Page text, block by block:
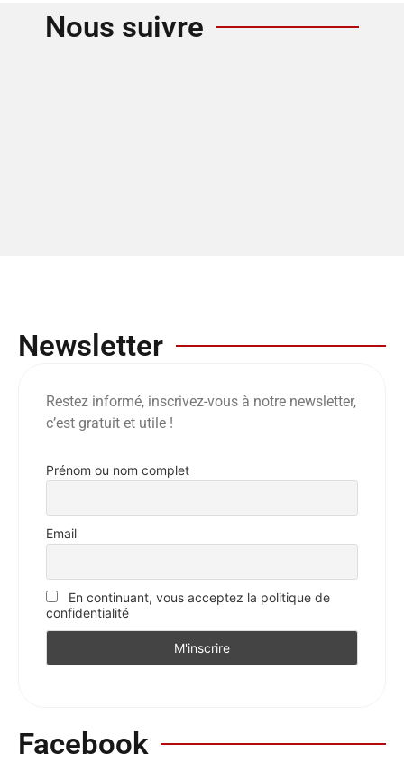
Nous suivre
Newsletter
Restez informé, inscrivez-vous à notre newsletter,
c’est gratuit et utile !
Prénom ou nom complet
Email
En continuant, vous acceptez la politique de
confidentialité
Facebook